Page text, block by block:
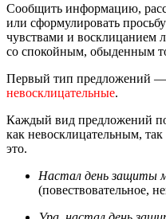
Сообщить информацию,
или сформулировать
чувствами и восклицанием
со спокойным, обыденным
Первый тип предложений —
невосклицательные.
Каждый вид предложений
как невосклицательным,
это.
Настал день защиты
(повествовательное,